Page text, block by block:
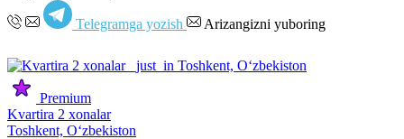
Telegramga yozish Arizangizni yuboring
Premium
Kvartira 2 xonalar
Toshkent, Oʻzbekiston